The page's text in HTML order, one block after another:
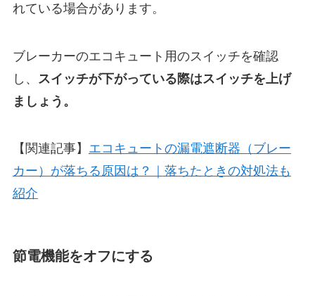
れている場合があります。
ブレーカーのエコキュート用のスイッチを確認
し、
スイッチが下がっている際はスイッチを上げ
ましょう。
【関連記事】 エコキュートの漏電遮断器（ブレー
カー）が落ちる原因は？｜落ちたときの対処法も
紹介
節電機能をオフにする